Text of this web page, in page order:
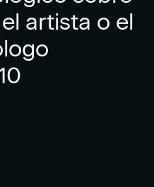
artista o el